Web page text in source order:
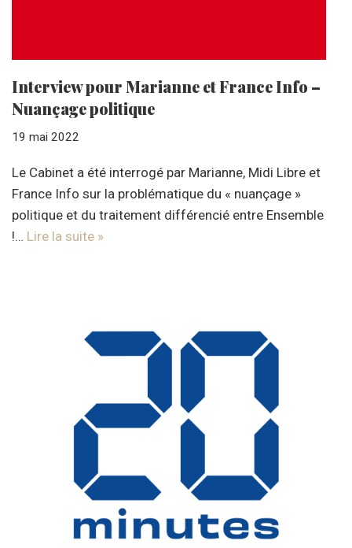
Interview pour Marianne et France Info –
Nuançage politique
19 mai 2022
Le Cabinet a été interrogé par Marianne, Midi Libre et
France Info sur la problématique du « nuançage »
politique et du traitement différencié entre Ensemble
!… Lire la suite »